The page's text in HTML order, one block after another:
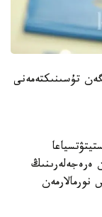
تۇسىنىكتەمەنى
نورمالارمەن